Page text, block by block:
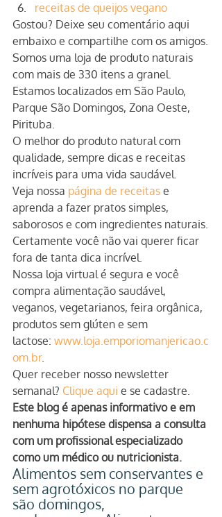
receitas de queijos vegano
Gostou? Deixe seu comentário aqui
embaixo e compartilhe com os amigos.
Somos uma loja de produto naturais
com mais de 330 itens a granel.
Estamos localizados em São Paulo,
Parque São Domingos, Zona Oeste,
Pirituba.
O melhor do produto natural com
qualidade, sempre dicas e receitas
incríveis para uma vida saudável.
Veja nossa página de receitas e
aprenda a fazer pratos simples,
saborosos e com ingredientes naturais.
Certamente você não vai querer ficar
fora de tanta dica incrível.
Nossa loja virtual é segura e você
compra alimentação saudável,
veganos, vegetarianos, feira orgânica,
produtos sem glúten e sem
lactose: www.loja.emporiomanjericao.c
om.br.
Quer receber nosso newsletter
semanal? Clique aqui e se cadastre.
Este blog é apenas informativo e em
nenhuma hipótese dispensa a consulta
com um profissional especializado
como um médico ou nutricionista.
Alimentos sem conservantes e
sem agrotóxicos no parque
são domingos,